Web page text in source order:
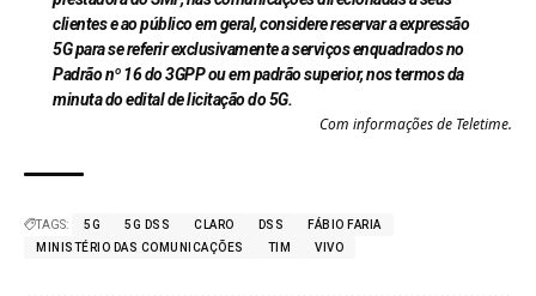
clientes e ao público em geral, considere reservar a expressão
5G para se referir exclusivamente a serviços enquadrados no
Padrão nº 16 do 3GPP ou em padrão superior, nos termos da
minuta do edital de licitação do 5G.
Com informações de Teletime.
TAGS: 5G 5G DSS CLARO DSS
FÁBIO FARIA
MINISTÉRIO DAS COMUNICAÇÕES
TIM VIVO